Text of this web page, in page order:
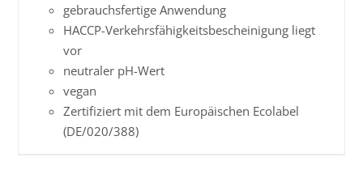
gebrauchsfertige Anwendung
HACCP-Verkehrs­­fähig­keits­­beschei­nigung liegt
vor
neutraler pH-Wert
vegan
Zertifiziert mit dem Europäischen Ecolabel
(DE/020/388)